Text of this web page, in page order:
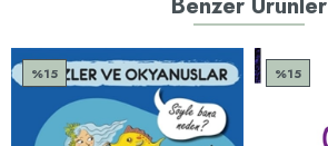
%15 %15